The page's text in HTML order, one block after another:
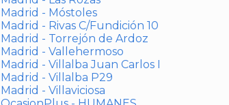
Madrid - Móstoles
Madrid - Rivas C/Fundición 10
Madrid - Torrejón de Ardoz
Madrid - Vallehermoso
Madrid - Villalba Juan Carlos I
Madrid - Villalba P29
Madrid - Villaviciosa